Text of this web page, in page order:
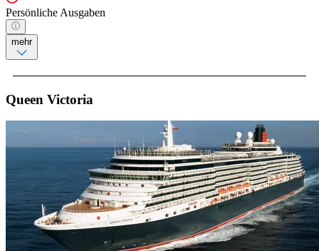
Persönliche Ausgaben
mehr
Queen Victoria